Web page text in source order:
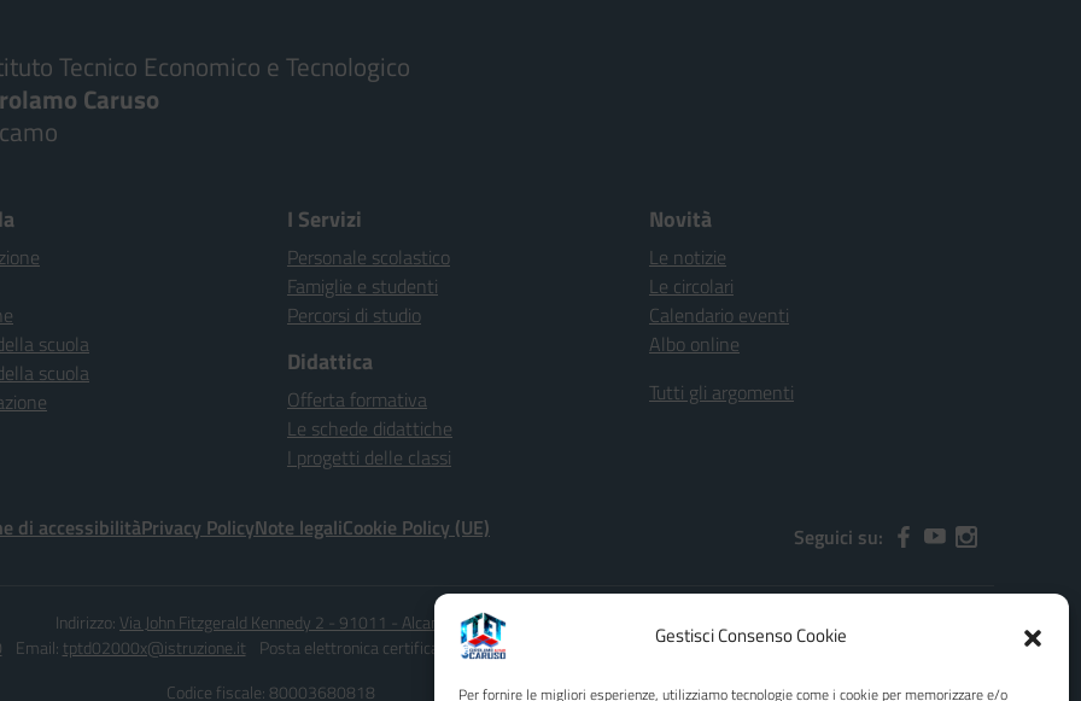
Gestisci Consenso Cookie
Per fornire le migliori esperienze, utilizziamo tecnologie come i cookie per memorizzare e/o
Tecnico Economico e Tecnologico
Caruso
scuola
scuola
I Servizi
Personale scolastico
Famiglie e studenti
Percorsi di studio
Didattica
Offerta formativa
Le schede didattiche
I progetti delle classi
Novità
Le notizie
Le circolari
Calendario eventi
Albo online
Tutti gli argomenti
di accessibilitàPrivacy PolicyNote legaliCookie Policy (UE) Seguici su:
Indirizzo: Via John Fitzgerald Kennedy 2 - 91011 - Alcamo (TP)
Email: tptd02000x@istruzione.it Posta elettronica certificata (PEC):tptd02000x@pec.istruzione.it
Codice fiscale: 80003680818